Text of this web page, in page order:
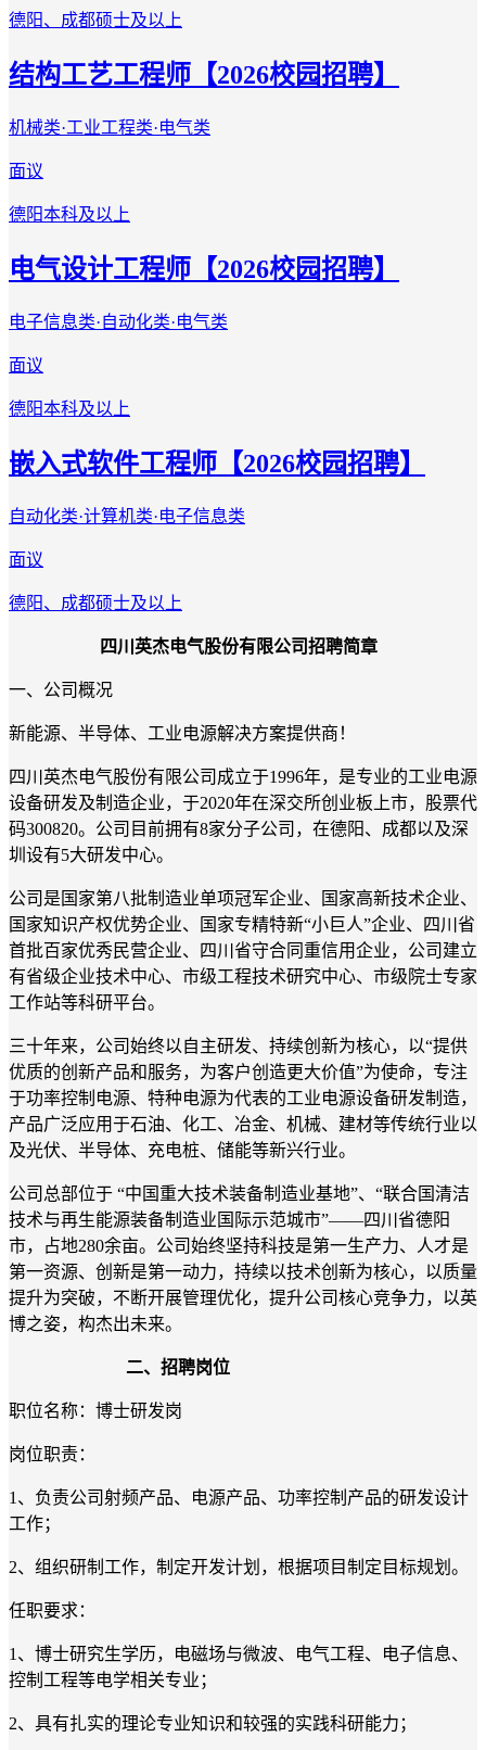
德阳、成都硕士及以上
结构工艺工程师【2026校园招聘】
机械类·工业工程类·电气类
面议
德阳本科及以上
电气设计工程师【2026校园招聘】
电子信息类·自动化类·电气类
面议
德阳本科及以上
嵌入式软件工程师【2026校园招聘】
自动化类·计算机类·电子信息类
面议
德阳、成都硕士及以上
四川英杰电气股份有限公司招聘简章
一、公司概况
新能源、半导体、工业电源解决方案提供商！
四川英杰电气股份有限公司成立于1996年，是专业的工业电源
设备研发及制造企业，于2020年在深交所创业板上市，股票代
码300820。公司目前拥有8家分子公司，在德阳、成都以及深
圳设有5大研发中心。
公司是国家第八批制造业单项冠军企业、国家高新技术企业、
国家知识产权优势企业、国家专精特新“小巨人”企业、四川省
首批百家优秀民营企业、四川省守合同重信用企业，公司建立
有省级企业技术中心、市级工程技术研究中心、市级院士专家
工作站等科研平台。
三十年来，公司始终以自主研发、持续创新为核心，以“提供
优质的创新产品和服务，为客户创造更大价值”为使命，专注
于功率控制电源、特种电源为代表的工业电源设备研发制造，
产品广泛应用于石油、化工、冶金、机械、建材等传统行业以
及光伏、半导体、充电桩、储能等新兴行业。
公司总部位于 “中国重大技术装备制造业基地”、“联合国清洁
技术与再生能源装备制造业国际示范城市”——四川省德阳
市，占地280余亩。公司始终坚持科技是第一生产力、人才是
第一资源、创新是第一动力，持续以技术创新为核心，以质量
提升为突破，不断开展管理优化，提升公司核心竞争力，以英
博之姿，构杰出未来。
二、招聘岗位
职位名称：博士研发岗
岗位职责：
1、负责公司射频产品、电源产品、功率控制产品的研发设计
工作；
2、组织研制工作，制定开发计划，根据项目制定目标规划。
任职要求：
1、博士研究生学历，电磁场与微波、电气工程、电子信息、
控制工程等电学相关专业；
2、具有扎实的理论专业知识和较强的实践科研能力；